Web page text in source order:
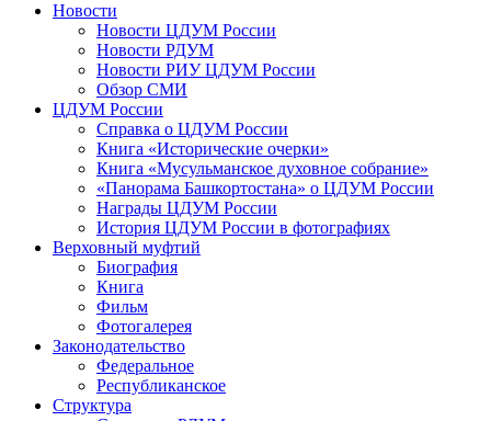
Новости
Новости ЦДУМ России
Новости РДУМ
Новости РИУ ЦДУМ России
Обзор СМИ
ЦДУМ России
Справка о ЦДУМ России
Книга «Исторические очерки»
Книга «Мусульманское духовное собрание»
«Панорама Башкортостана» о ЦДУМ России
Награды ЦДУМ России
История ЦДУМ России в фотографиях
Верховный муфтий
Биография
Книга
Фильм
Фотогалерея
Законодательство
Федеральное
Республиканское
Структура